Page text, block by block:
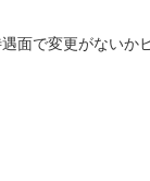
面で変更がない